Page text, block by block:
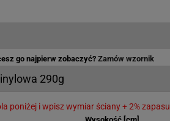
go najpierw zobaczyć?Zamów wzornik
poniżej i wpisz wymiar ściany + 2% zapasu